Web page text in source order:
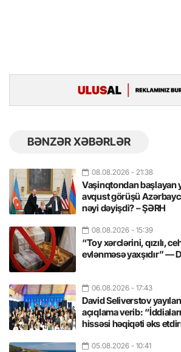
BƏNZƏR XƏBƏRLƏR
08.08.2026 - 21:38
Vaşinqtondan başlayan
avqust görüşü
nəyi dəyişdi? – ŞƏRH
08.08.2026 - 15:39
“Toy xərclərini, qızılı,
evlənməsə yaxşıdır” —
06.08.2026 - 17:43
David Seliverstov
açıqlama verib:
hissəsi həqiqəti əks
05.08.2026 - 10:41